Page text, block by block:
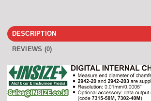
DESCRIPTION
REVIEWS (0)